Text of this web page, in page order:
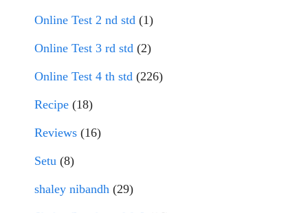
Online Test 2 nd std (1)
Online Test 3 rd std (2)
Online Test 4 th std (226)
Recipe (18)
Reviews (16)
Setu (8)
shaley nibandh (29)